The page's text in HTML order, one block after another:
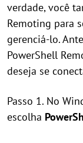
verdade, você
Remoting para
gerenciá-lo.
PowerShell
deseja se
Passo 1. No
escolha